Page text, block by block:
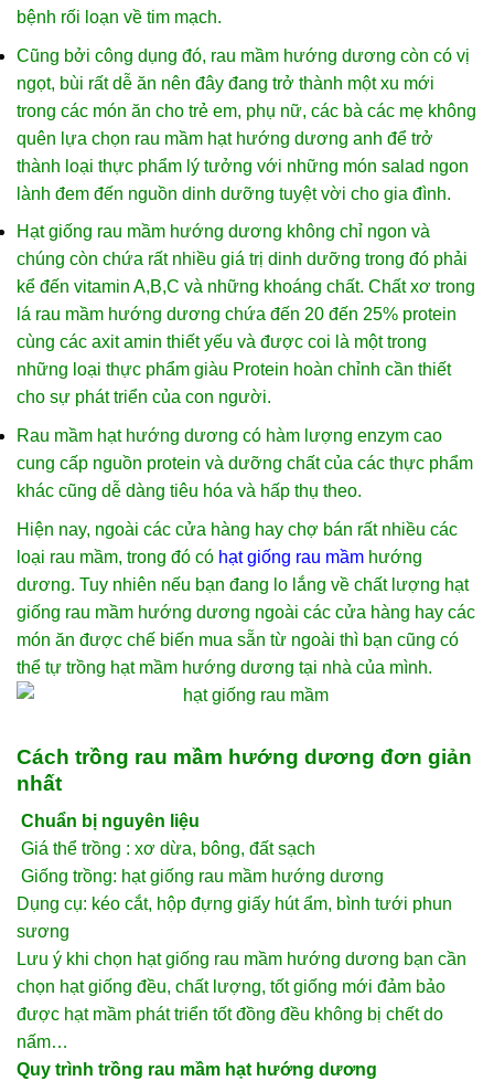
bệnh rối loạn về tim mạch.
Cũng bởi công dụng đó, rau mầm hướng dương còn có vị
ngọt, bùi rất dễ ăn nên đây đang trở thành một xu mới
trong các món ăn cho trẻ em, phụ nữ, các bà các mẹ không
quên lựa chọn rau mầm hạt hướng dương anh để trở
thành loại thực phẩm lý tưởng với những món salad ngon
lành đem đến nguồn dinh dưỡng tuyệt vời cho gia đình.
Hạt giống rau mầm hướng dương không chỉ ngon và
chúng còn chứa rất nhiều giá trị dinh dưỡng trong đó phải
kể đến vitamin A,B,C và những khoáng chất. Chất xơ trong
lá rau mầm hướng dương chứa đến 20 đến 25% protein
cùng các axit amin thiết yếu và được coi là một trong
những loại thực phẩm giàu Protein hoàn chỉnh cần thiết
cho sự phát triển của con người.
Rau mầm hạt hướng dương có hàm lượng enzym cao
cung cấp nguồn protein và dưỡng chất của các thực phẩm
khác cũng dễ dàng tiêu hóa và hấp thụ theo.
Hiện nay, ngoài các cửa hàng hay chợ bán rất nhiều các
loại rau mầm, trong đó có hạt giống rau mầm hướng
dương. Tuy nhiên nếu bạn đang lo lắng về chất lượng hạt
giống rau mầm hướng dương ngoài các cửa hàng hay các
món ăn được chế biến mua sẵn từ ngoài thì bạn cũng có
thể tự trồng hạt mầm hướng dương tại nhà của mình.
Cách trồng rau mầm hướng dương đơn giản
nhất
Chuẩn bị nguyên liệu
Giá thể trồng : xơ dừa, bông, đất sạch
Giống trồng: hạt giống rau mầm hướng dương
Dụng cụ: kéo cắt, hộp đựng giấy hút ẩm, bình tưới phun
sương
Lưu ý khi chọn hạt giống rau mầm hướng dương bạn cần
chọn hạt giống đều, chất lượng, tốt giống mới đảm bảo
được hạt mầm phát triển tốt đồng đều không bị chết do
nấm…
Quy trình trồng rau mầm hạt hướng dương